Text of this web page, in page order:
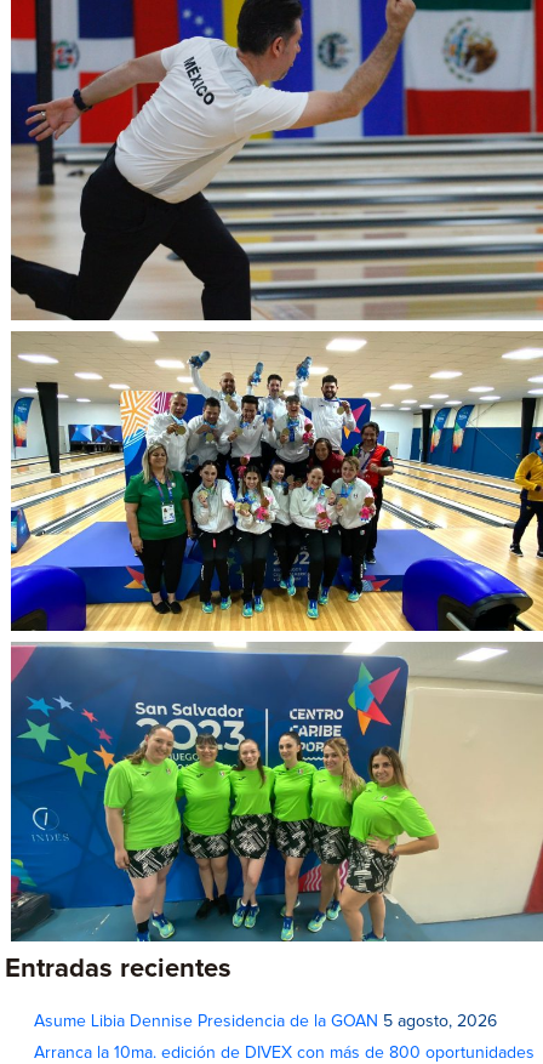
Entradas recientes
Asume Libia Dennise Presidencia de la GOAN 5 agosto, 2026
Arranca la 10ma. edición de DIVEX con más de 800 oportunidades